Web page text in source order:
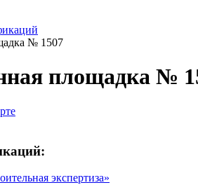
№ 1507
площадка №
экспертиза»